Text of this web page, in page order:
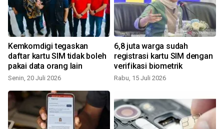
Kemkomdigi tegaskan
daftar kartu SIM tidak boleh
pakai data orang lain
Senin, 20 Juli 2026
6,8 juta warga sudah
registrasi kartu SIM dengan
verifikasi biometrik
Rabu, 15 Juli 2026